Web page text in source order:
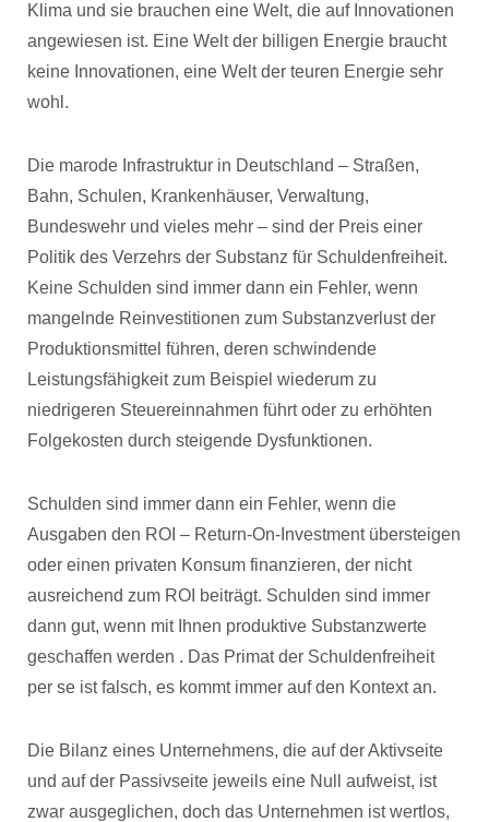
Klima und sie brauchen eine Welt, die auf Innovationen
angewiesen ist. Eine Welt der billigen Energie braucht
keine Innovationen, eine Welt der teuren Energie sehr
wohl.
Die marode Infrastruktur in Deutschland – Straßen,
Bahn, Schulen, Krankenhäuser, Verwaltung,
Bundeswehr und vieles mehr – sind der Preis einer
Politik des Verzehrs der Substanz für Schuldenfreiheit.
Keine Schulden sind immer dann ein Fehler, wenn
mangelnde Reinvestitionen zum Substanzverlust der
Produktionsmittel führen, deren schwindende
Leistungsfähigkeit zum Beispiel wiederum zu
niedrigeren Steuereinnahmen führt oder zu erhöhten
Folgekosten durch steigende Dysfunktionen.
Schulden sind immer dann ein Fehler, wenn die
Ausgaben den ROI – Return-On-Investment übersteigen
oder einen privaten Konsum finanzieren, der nicht
ausreichend zum ROI beiträgt. Schulden sind immer
dann gut, wenn mit Ihnen produktive Substanzwerte
geschaffen werden . Das Primat der Schuldenfreiheit
per se ist falsch, es kommt immer auf den Kontext an.
Die Bilanz eines Unternehmens, die auf der Aktivseite
und auf der Passivseite jeweils eine Null aufweist, ist
zwar ausgeglichen, doch das Unternehmen ist wertlos,